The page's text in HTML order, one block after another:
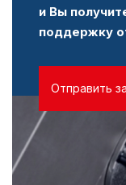
и Вы
поддержку
Отправить